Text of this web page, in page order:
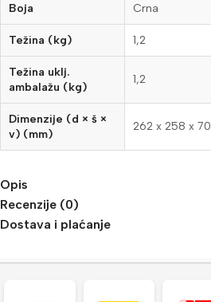
Boja Crna
Težina (kg) 1,2
Težina uklj.
ambalažu (kg)
1,2
Dimenzije (d × š ×
v) (mm)
262 x 258 x 70
Opis
Recenzije (0)
Dostava i plaćanje